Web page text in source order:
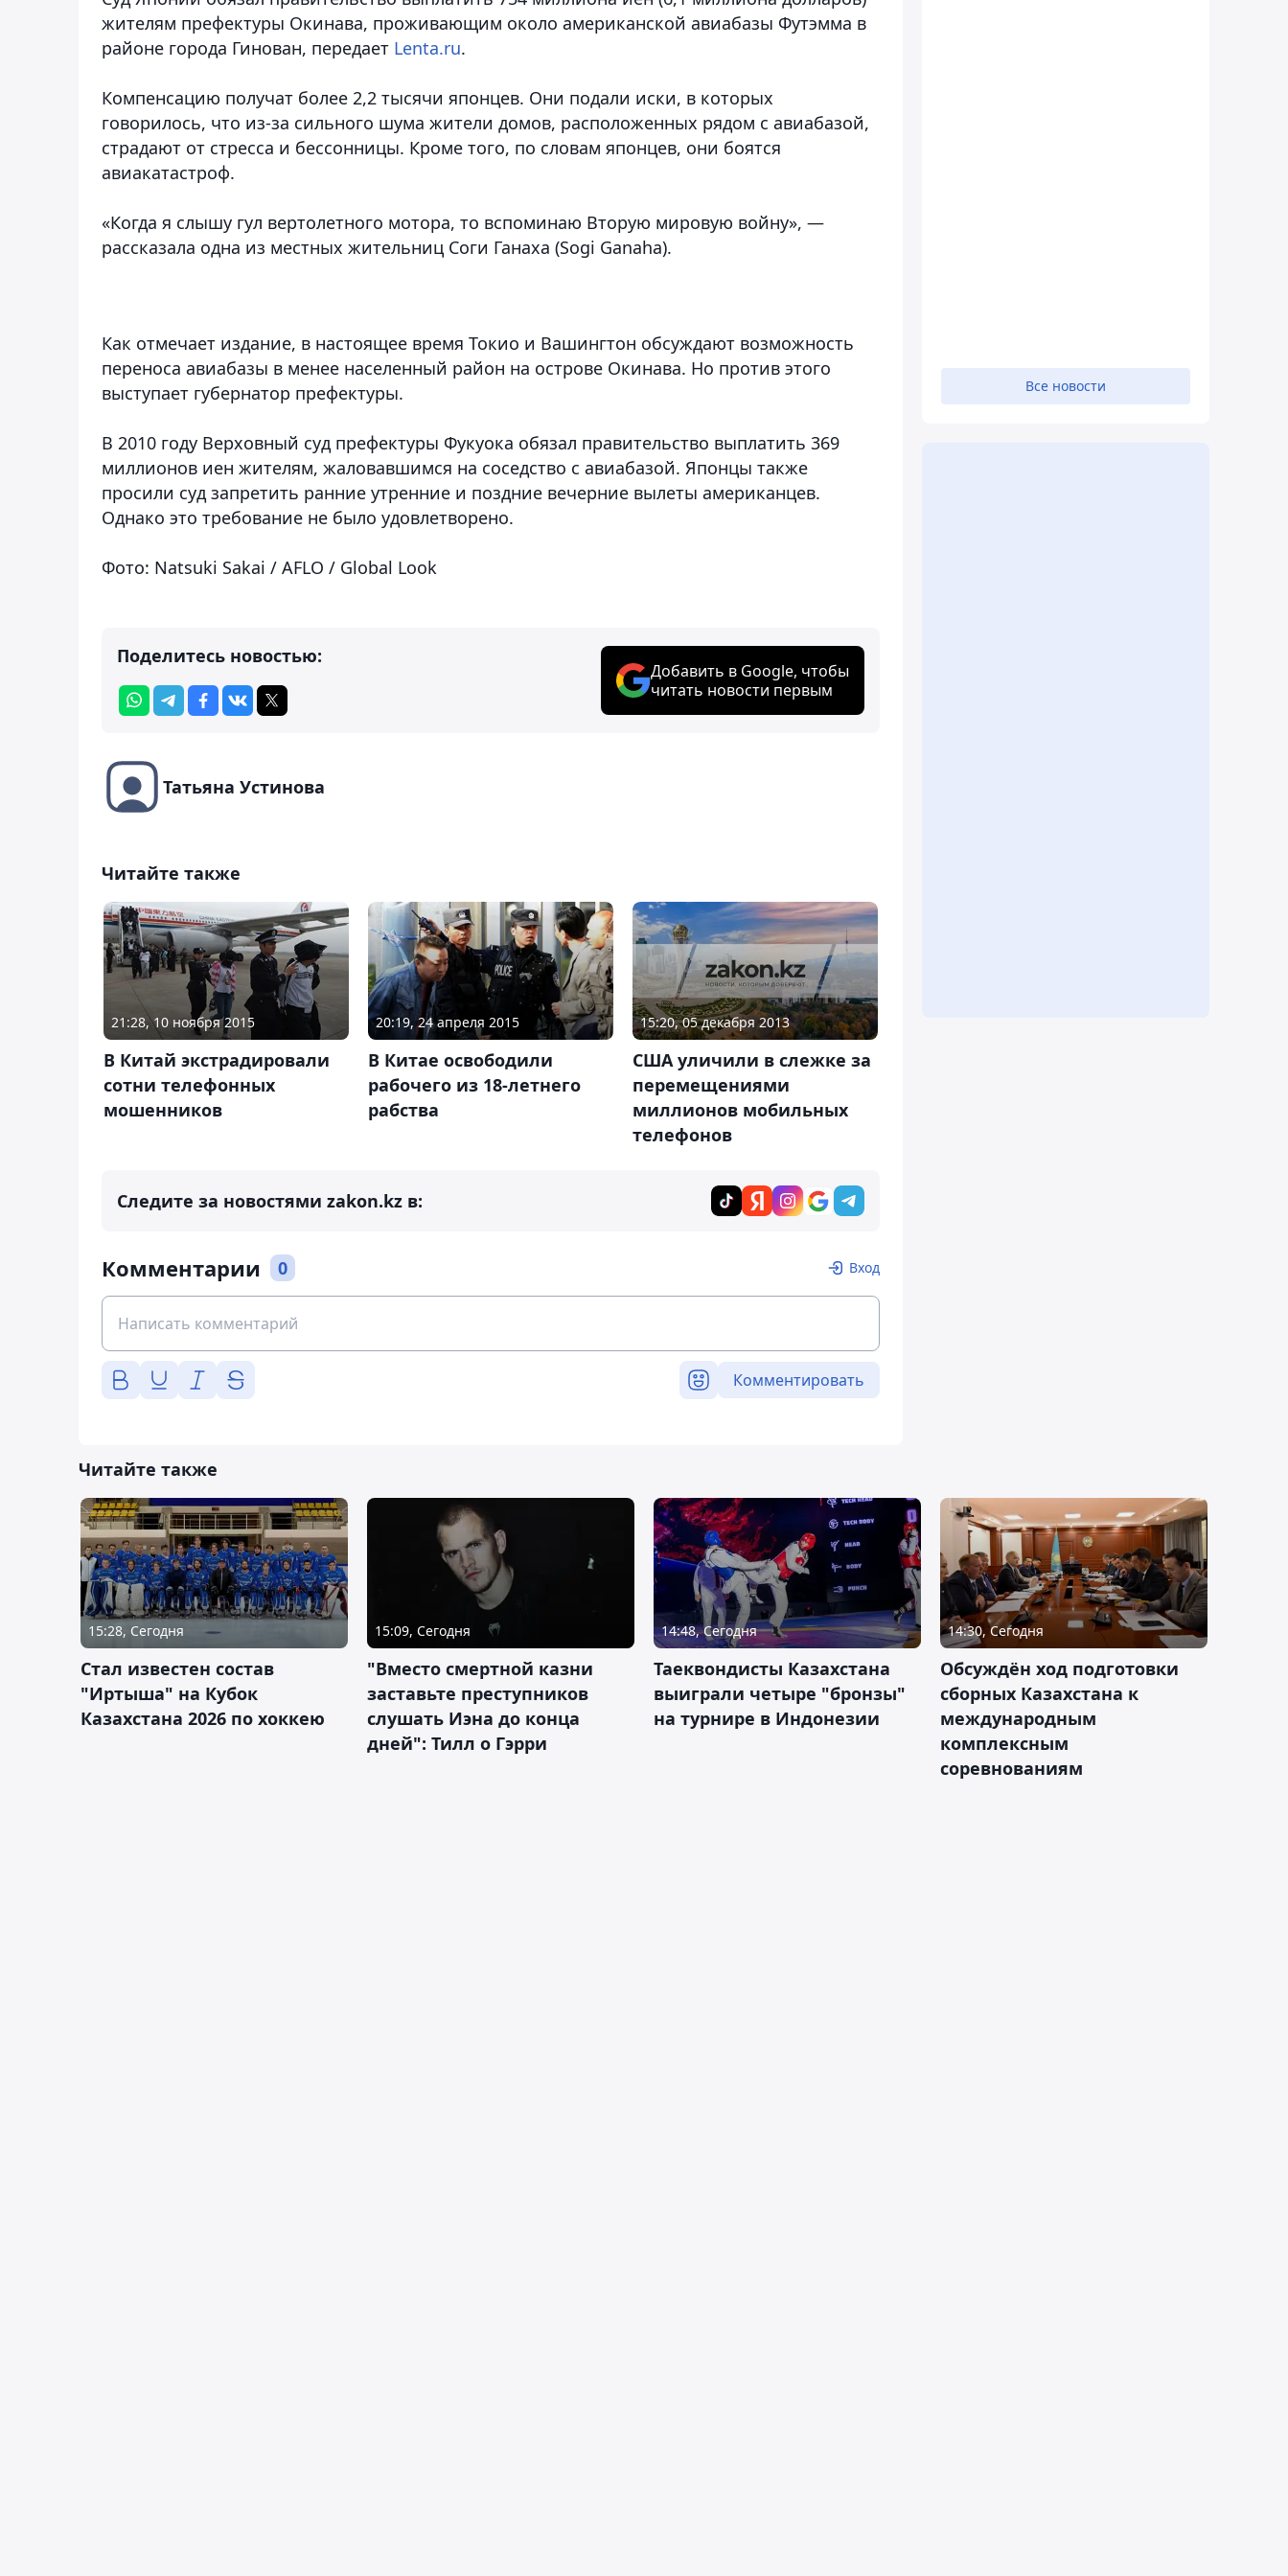
жителям префектуры Окинава, проживающим около американской авиабазы Футэмма в
районе города Гинован, передает Lenta.ru.
Компенсацию получат более 2,2 тысячи японцев. Они подали иски, в которых
говорилось, что из-за сильного шума жители домов, расположенных рядом с авиабазой,
страдают от стресса и бессонницы. Кроме того, по словам японцев, они боятся
авиакатастроф.
«Когда я слышу гул вертолетного мотора, то вспоминаю Вторую мировую войну», —
рассказала одна из местных жительниц Соги Ганаха (Sogi Ganaha).
Как отмечает издание, в настоящее время Токио и Вашингтон обсуждают возможность
переноса авиабазы в менее населенный район на острове Окинава. Но против этого
выступает губернатор префектуры.
В 2010 году Верховный суд префектуры Фукуока обязал правительство выплатить 369
миллионов иен жителям, жаловавшимся на соседство с авиабазой. Японцы также
просили суд запретить ранние утренние и поздние вечерние вылеты американцев.
Однако это требование не было удовлетворено.
Фото: Natsuki Sakai / AFLO / Global Look
Поделитесь новостью:
Добавить в Google, чтобы
читать новости первым
Татьяна Устинова
Читайте также
21:28, 10 ноября 2015
В Китай экстрадировали
сотни телефонных
мошенников
20:19, 24 апреля 2015
В Китае освободили
рабочего из 18-летнего
рабства
15:20, 05 декабря 2013
США уличили в слежке за
перемещениями
миллионов мобильных
телефонов
Следите за новостями zakon.kz в:
Комментарии 0 Вход
Комментировать
Все новости
Читайте также
15:28, Сегодня
Стал известен состав
"Иртыша" на Кубок
Казахстана 2026 по хоккею
15:09, Сегодня
"Вместо смертной казни
заставьте преступников
слушать Иэна до конца
дней": Тилл о Гэрри
14:48, Сегодня
Таеквондисты Казахстана
выиграли четыре "бронзы"
на турнире в Индонезии
14:30, Сегодня
Обсуждён ход подготовки
сборных Казахстана к
международным
комплексным
соревнованиям